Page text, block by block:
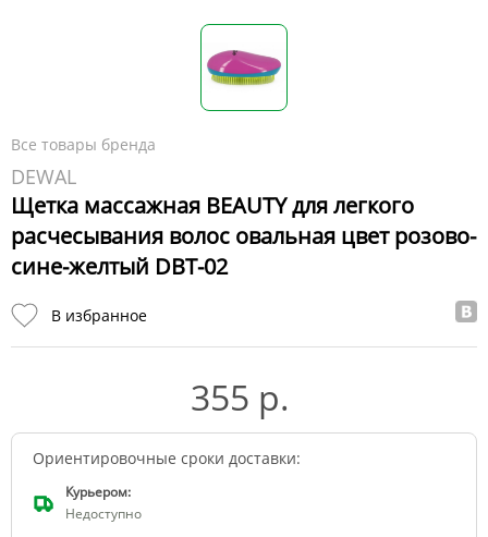
Все товары бренда
DEWAL
Щетка массажная BEAUTY для легкого
расчесывания волос овальная цвет розово-
сине-желтый DBT-02
В избранное
355 р.
Ориентировочные сроки доставки:
Курьером:
Недоступно